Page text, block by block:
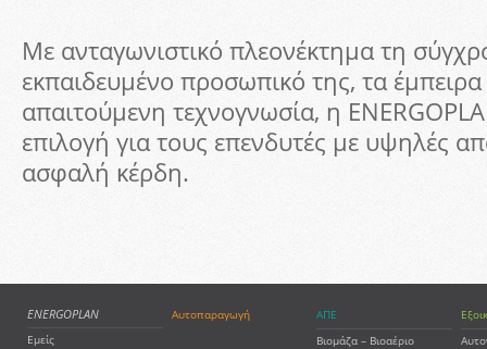
Με ανταγωνιστικό πλεονέκτημα τη
εκπαιδευμένο προσωπικό της, τα
απαιτούμενη τεχνογνωσία, η
επιλογή για τους επενδυτές με υψηλές
ασφαλή κέρδη.
ENERGOPLAN
Εμείς
Αυτοπαραγωγή
ΑΠΕ
Βιομάζα – Βιοαέριο